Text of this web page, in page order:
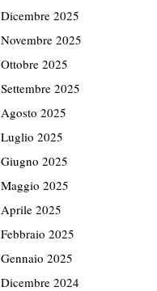
Dicembre 2025
Novembre 2025
Ottobre 2025
Settembre 2025
Agosto 2025
Luglio 2025
Giugno 2025
Maggio 2025
Aprile 2025
Febbraio 2025
Gennaio 2025
Dicembre 2024